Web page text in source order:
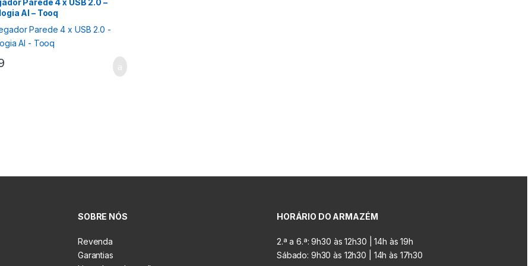
Parede 4 x USB 2.0 –
AI – Tooq
SOBRE NÓS
Revenda
Garantias
HORÁRIO DO ARMAZÉM
2.ª a 6.ª: 9h30 às 12h30 | 14h às 19h
Sábado: 9h30 às 12h30 | 14h às 17h30